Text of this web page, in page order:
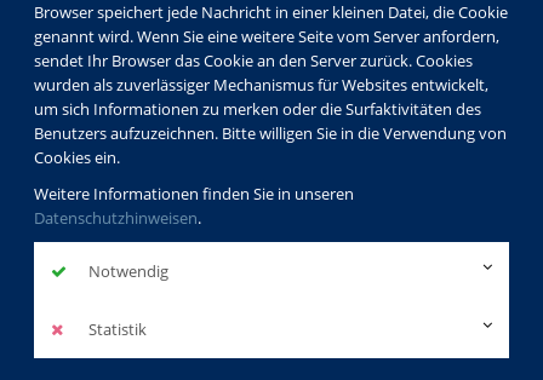
Browser speichert jede Nachricht in einer kleinen Datei, die Cookie
genannt wird. Wenn Sie eine weitere Seite vom Server anfordern,
sendet Ihr Browser das Cookie an den Server zurück. Cookies
wurden als zuverlässiger Mechanismus für Websites entwickelt,
um sich Informationen zu merken oder die Surfaktivitäten des
Benutzers aufzuzeichnen. Bitte willigen Sie in die Verwendung von
Cookies ein.
Weitere Informationen finden Sie in unseren
Datenschutzhinweisen.
Notwendig
Statistik
Über uns Dozenten Micol Mascioli
Micol Mascioli
Dozentinnenprofil